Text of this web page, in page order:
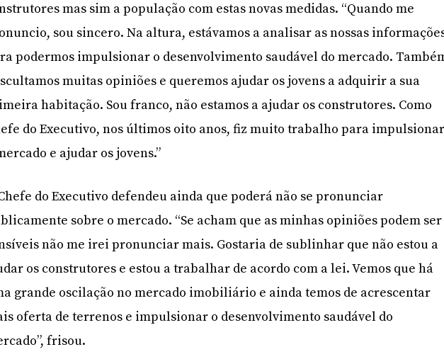
mas sim a população com estas novas medidas. “Quando me
sou sincero. Na altura, estávamos a analisar as nossas
podermos impulsionar o desenvolvimento saudável do mercado.
muitas opiniões e queremos ajudar os jovens a adquirir a sua
habitação. Sou franco, não estamos a ajudar os construtores. Como
do Executivo, nos últimos oito anos, fiz muito trabalho para
e ajudar os jovens.”
do Executivo defendeu ainda que poderá não se pronunciar
sobre o mercado. “Se acham que as minhas opiniões podem ser
não me irei pronunciar mais. Gostaria de sublinhar que não estou a
os construtores e estou a trabalhar de acordo com a lei. Vemos que há
grande oscilação no mercado imobiliário e ainda temos de acrescentar
oferta de terrenos e impulsionar o desenvolvimento saudável do
frisou.